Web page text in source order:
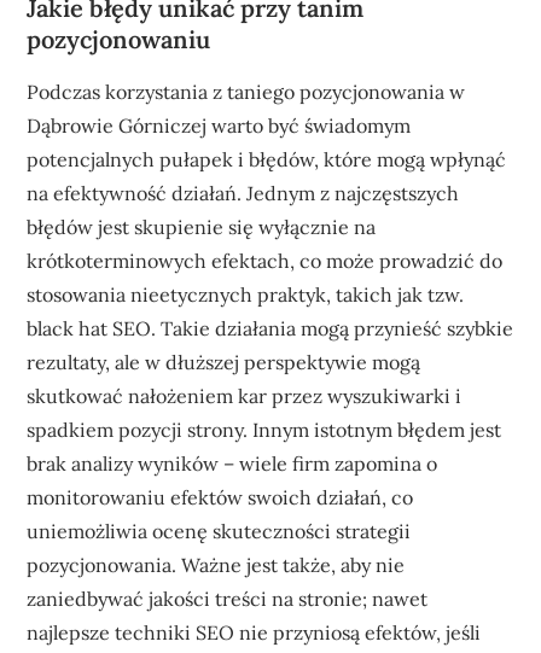
Jakie błędy unikać przy tanim
pozycjonowaniu
Podczas korzystania z taniego pozycjonowania w
Dąbrowie Górniczej warto być świadomym
potencjalnych pułapek i błędów, które mogą wpłynąć
na efektywność działań. Jednym z najczęstszych
błędów jest skupienie się wyłącznie na
krótkoterminowych efektach, co może prowadzić do
stosowania nieetycznych praktyk, takich jak tzw.
black hat SEO. Takie działania mogą przynieść szybkie
rezultaty, ale w dłuższej perspektywie mogą
skutkować nałożeniem kar przez wyszukiwarki i
spadkiem pozycji strony. Innym istotnym błędem jest
brak analizy wyników – wiele firm zapomina o
monitorowaniu efektów swoich działań, co
uniemożliwia ocenę skuteczności strategii
pozycjonowania. Ważne jest także, aby nie
zaniedbywać jakości treści na stronie; nawet
najlepsze techniki SEO nie przyniosą efektów, jeśli